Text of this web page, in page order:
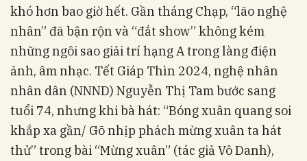
khó hơn bao giờ hết. Gần tháng Chạp, “lão nghệ
nhân” đã bận rộn và “đắt show” không kém
những ngôi sao giải trí hạng A trong làng điện
ảnh, âm nhạc. Tết Giáp Thìn 2024, nghệ nhân
nhân dân (NNND) Nguyễn Thị Tam bước sang
tuổi 74, nhưng khi bà hát: “Bóng xuân quang soi
khắp xa gần/ Gõ nhịp phách mừng xuân ta hát
thử” trong bài “Mừng xuân” (tác giả Vô Danh),